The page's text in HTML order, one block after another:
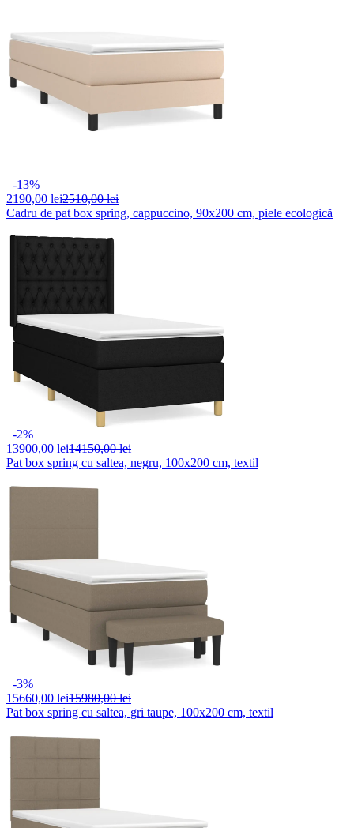
-13%
2190,00 lei2510,00 lei
Cadru de pat box spring, cappuccino, 90x200 cm, piele ecologică
-2%
13900,00 lei14150,00 lei
Pat box spring cu saltea, negru, 100x200 cm, textil
-3%
15660,00 lei15980,00 lei
Pat box spring cu saltea, gri taupe, 100x200 cm, textil